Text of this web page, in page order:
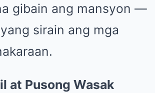
gibain ang mansyon —
sirain ang mga
at Pusong Wasak